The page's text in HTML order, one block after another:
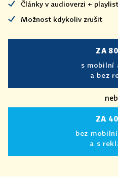
Články v audioverzi + playlist
Možnost kdykoliv zrušit
ZA
s mobilní
a bez
ZA
bez
a s